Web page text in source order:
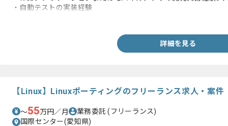
・自動テストの実装経験
詳細を見る
【Linux】Linuxポーティングのフリーランス求人・案件
〜55万円／月 業務委託(フリーランス)
国際センター(愛知県)